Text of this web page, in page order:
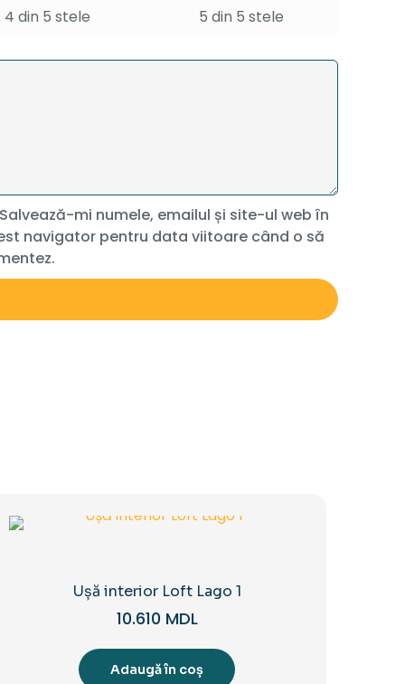
4 din 5 stele 5 din 5 stele
mi numele, emailul și site-ul web în
navigator pentru data viitoare când o să
Ușă interior Loft Lago 1
10.610 MDL
Adaugă în coș